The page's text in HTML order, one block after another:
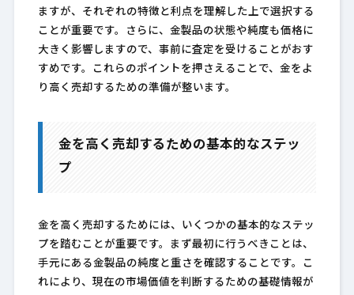
ますが、それぞれの特徴と利点を理解した上で選択する
ことが重要です。さらに、金製品の状態や純度も価格に
大きく影響しますので、事前に査定を受けることがおす
すめです。これらのポイントを押さえることで、金をよ
り高く売却するための準備が整います。
金を高く売却するための基本的なステッ
プ
金を高く売却するためには、いくつかの基本的なステッ
プを踏むことが重要です。まず最初に行うべきことは、
手元にある金製品の純度と重さを確認することです。こ
れにより、現在の市場価値を判断するための基礎情報が